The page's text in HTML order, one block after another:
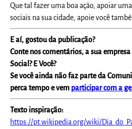
Que tal fazer uma boa ação, apoiar uma
sociais na sua cidade, apoie você
E aí, gostou da publicação?
Conte nos comentários, a sua
Social? E Você?
Se você ainda não faz parte da
perca tempo e vem participar com a
Texto inspiração:
https://pt.wikipedia.org/wiki/